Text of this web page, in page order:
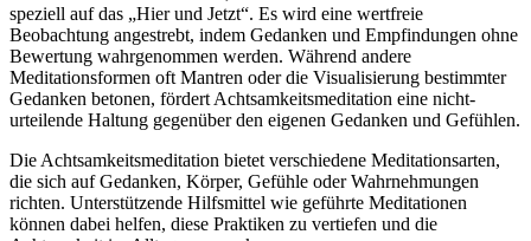
speziell auf das „Hier und Jetzt“. Es wird eine wertfreie
Beobachtung angestrebt, indem Gedanken und Empfindungen ohne
Bewertung wahrgenommen werden. Während andere
Meditationsformen oft Mantren oder die Visualisierung bestimmter
Gedanken betonen, fördert Achtsamkeitsmeditation eine nicht-
urteilende Haltung gegenüber den eigenen Gedanken und Gefühlen.
Die Achtsamkeitsmeditation bietet verschiedene Meditationsarten,
die sich auf Gedanken, Körper, Gefühle oder Wahrnehmungen
richten. Unterstützende Hilfsmittel wie geführte Meditationen
können dabei helfen, diese Praktiken zu vertiefen und die